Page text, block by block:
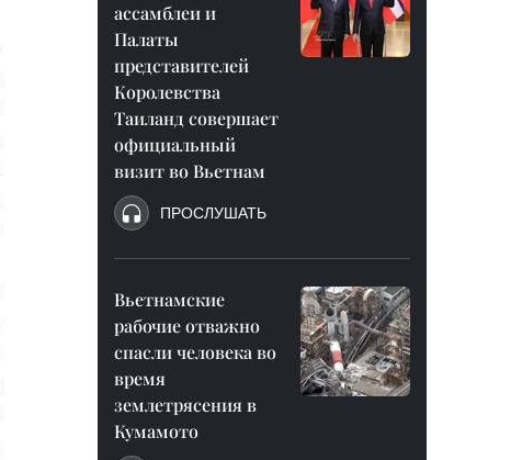
ассамблеи и
Палаты
представителей
Королевства
Таиланд совершает
официальный
визит во Вьетнам
ПРОСЛУШАТЬ
Вьетнамские
рабочие отважно
спасли человека во
время
землетрясения в
Кумамото